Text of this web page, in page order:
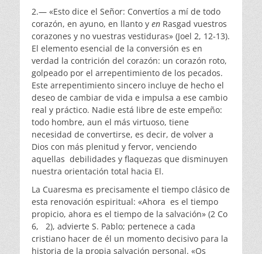
2.— «Esto dice el Señor: Convertíos a mí de todo
corazón, en ayuno, en llanto y en Rasgad vuestros
corazones y no vuestras vestiduras» (Joel 2, 12-13).
El elemento esencial de la conversión es en
verdad la contrición del corazón: un corazón roto,
golpeado por el arrepentimiento de los pecados.
Este arrepentimiento sincero incluye de hecho el
deseo de cambiar de vida e impulsa a ese cambio
real y práctico. Nadie está libre de este empeño:
todo hombre, aun el más virtuoso, tiene
necesidad de convertirse, es decir, de volver a
Dios con más plenitud y fervor, venciendo
aquellas debilidades y flaquezas que disminuyen
nuestra orientación total hacia El.
La Cuaresma es precisamente el tiempo clásico de
esta renovación espiritual: «Ahora es el tiempo
propicio, ahora es el tiempo de la salvación» (2 Co
6, 2), advierte S. Pablo; pertenece a cada
cristiano hacer de él un momento decisivo para la
historia de la propia salvación personal. «Os